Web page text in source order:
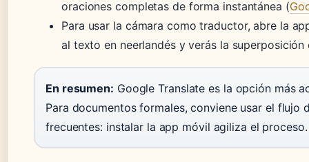
oraciones completas de forma instantánea (
Para usar la cámara como traductor, abre la
al texto en neerlandés y verás la superposición
En resumen: Google Translate es la opción más
Para documentos formales, conviene usar el flujo
frecuentes: instalar la app móvil agiliza el proceso.